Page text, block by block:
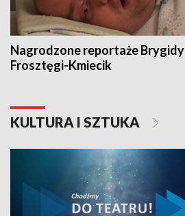
Nagrodzone reportaże Brygidy
Frosztęgi-Kmiecik
KULTURA I SZTUKA